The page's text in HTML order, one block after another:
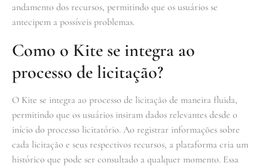
andamento dos recursos, permitindo que os usuários se
antecipem a possíveis problemas.
Como o Kite se integra ao
processo de licitação?
O Kite se integra ao processo de licitação de maneira fluida,
permitindo que os usuários insiram dados relevantes desde o
início do processo licitatório. Ao registrar informações sobre
cada licitação e seus respectivos recursos, a plataforma cria um
histórico que pode ser consultado a qualquer momento. Essa